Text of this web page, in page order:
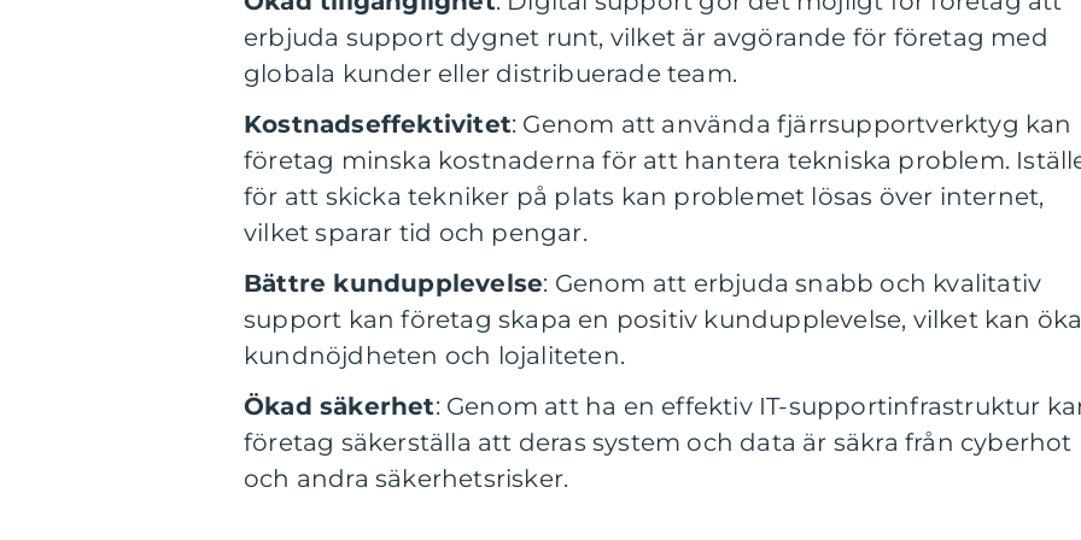
erbjuda support dygnet runt, vilket är avgörande för företag med
globala kunder eller distribuerade team.
Kostnadseffektivitet: Genom att använda fjärrsupportverktyg kan
företag minska kostnaderna för att hantera tekniska problem.
för att skicka tekniker på plats kan problemet lösas över internet,
vilket sparar tid och pengar.
Bättre kundupplevelse: Genom att erbjuda snabb och kvalitativ
support kan företag skapa en positiv kundupplevelse, vilket kan
kundnöjdheten och lojaliteten.
Ökad säkerhet: Genom att ha en effektiv IT-supportinfrastruktur
företag säkerställa att deras system och data är säkra från cyberhot
och andra säkerhetsrisker.